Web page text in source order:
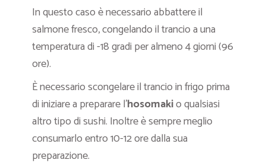
In questo caso è necessario abbattere il
salmone fresco, congelando il trancio a una
temperatura di -18 gradi per almeno 4 giorni (96
ore).
È necessario scongelare il trancio in frigo prima
di iniziare a preparare l’hosomakio qualsiasi
altro tipo di sushi. Inoltre è sempre meglio
consumarlo entro 10-12 ore dalla sua
preparazione.